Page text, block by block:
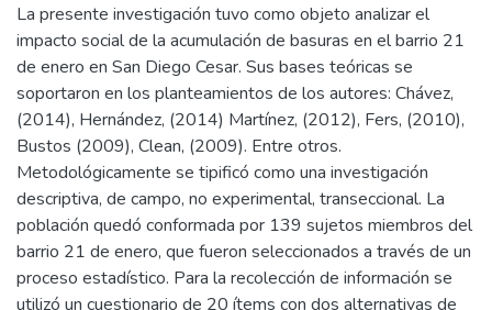
La presente investigación tuvo como objeto analizar el
impacto social de la acumulación de basuras en el barrio 21
de enero en San Diego Cesar. Sus bases teóricas se
soportaron en los planteamientos de los autores: Chávez,
(2014), Hernández, (2014) Martínez, (2012), Fers, (2010),
Bustos (2009), Clean, (2009). Entre otros.
Metodológicamente se tipificó como una investigación
descriptiva, de campo, no experimental, transeccional. La
población quedó conformada por 139 sujetos miembros del
barrio 21 de enero, que fueron seleccionados a través de un
proceso estadístico. Para la recolección de información se
utilizó un cuestionario de 20 ítems con dos alternativas de